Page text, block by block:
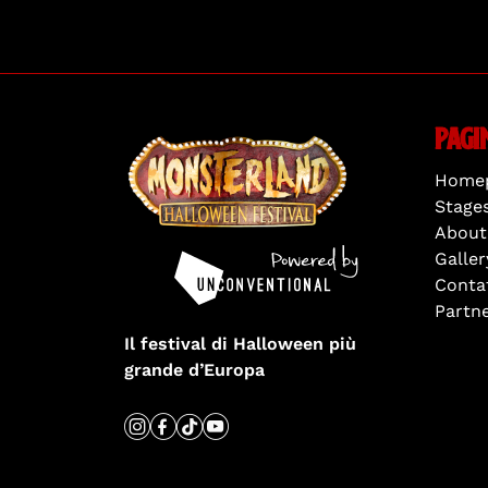
Il festival di Halloween più
grande d’Europa